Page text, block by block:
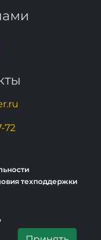
72
техподдержки